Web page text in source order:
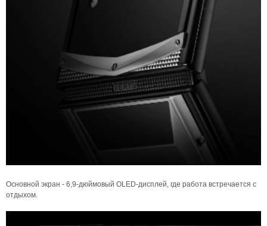
Основной экран - 6,9-дюймовый OLED-дисплей, где работа встречается с
отдыхом.